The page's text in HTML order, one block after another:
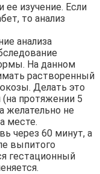
ее изучение. Если
то анализ
анализа
На данном
растворенный
Делать это
протяжении 5
желательно не
месте.
через 60 минут, а
выпитого
гестационный